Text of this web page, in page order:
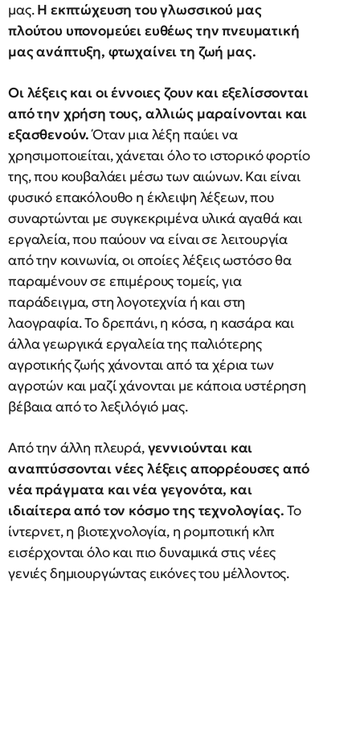
μας.Η εκπτώχευση του γλωσσικού μας
πλούτου υπονομεύει ευθέως την πνευματική
μας ανάπτυξη, φτωχαίνει τη ζωή μας.
Οι λέξεις και οι έννοιες ζουν και εξελίσσονται
από την χρήση τους, αλλιώς μαραίνονται και
εξασθενούν.Όταν μια λέξη παύει να
χρησιμοποιείται, χάνεται όλο το ιστορικό φορτίο
της, που κουβαλάει μέσω των αιώνων. Και είναι
φυσικό επακόλουθο η έκλειψη λέξεων, που
συναρτώνται με συγκεκριμένα υλικά αγαθά και
εργαλεία, που παύουν να είναι σε λειτουργία
από την κοινωνία, οι οποίες λέξεις ωστόσο θα
παραμένουν σε επιμέρους τομείς, για
παράδειγμα, στη λογοτεχνία ή και στη
λαογραφία. Το δρεπάνι, η κόσα, η κασάρα και
άλλα γεωργικά εργαλεία της παλιότερης
αγροτικής ζωής χάνονται από τα χέρια των
αγροτών και μαζί χάνονται με κάποια υστέρηση
βέβαια από το λεξιλόγιό μας.
Από την άλλη πλευρά,γεννιούνται και
αναπτύσσονται νέες λέξεις απορρέουσες από
νέα πράγματα και νέα γεγονότα, και
ιδιαίτερα από τον κόσμο της τεχνολογίας.Το
ίντερνετ, η βιοτεχνολογία, η ρομποτική κλπ
εισέρχονται όλο και πιο δυναμικά στις νέες
γενιές δημιουργώντας εικόνες του μέλλοντος.